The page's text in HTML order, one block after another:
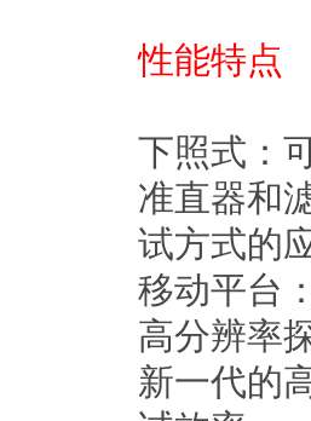
性能特点
下照式：
准直器和
试方式的
移动平台
高分辨率
新一代的